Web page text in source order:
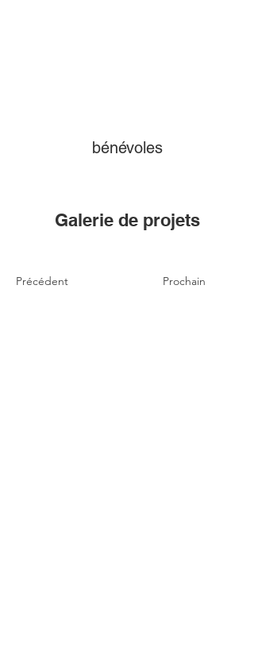
bénévoles
Galerie de projets
Précédent Prochain